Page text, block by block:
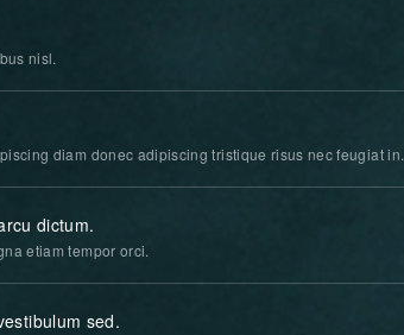
nisl.
diam donec adipiscing tristique risus nec feugiat in.
dictum.
etiam tempor orci.
sed.